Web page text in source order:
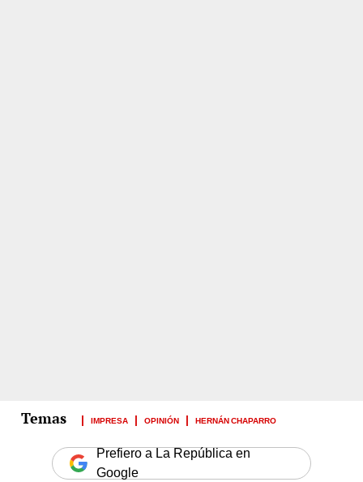
IMPRESA OPINIÓN HERNÁN CHAPARRO
Prefiero a La República en
Google